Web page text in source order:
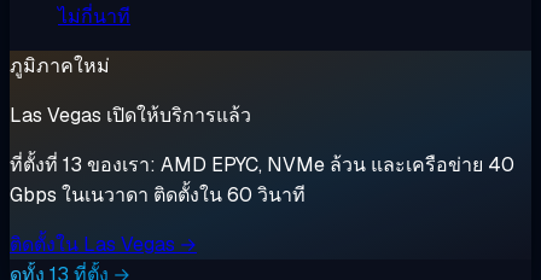
ไม่กี่นาที
ภูมิภาคใหม่
Las Vegas เปิดให้บริการแล้ว
ที่ตั้งที่ 13 ของเรา: AMD EPYC, NVMe ล้วน และเครือข่าย 40
Gbps ในเนวาดา ติดตั้งใน 60 วินาที
ติดตั้งใน Las Vegas →
ดูทั้ง 13 ที่ตั้ง →